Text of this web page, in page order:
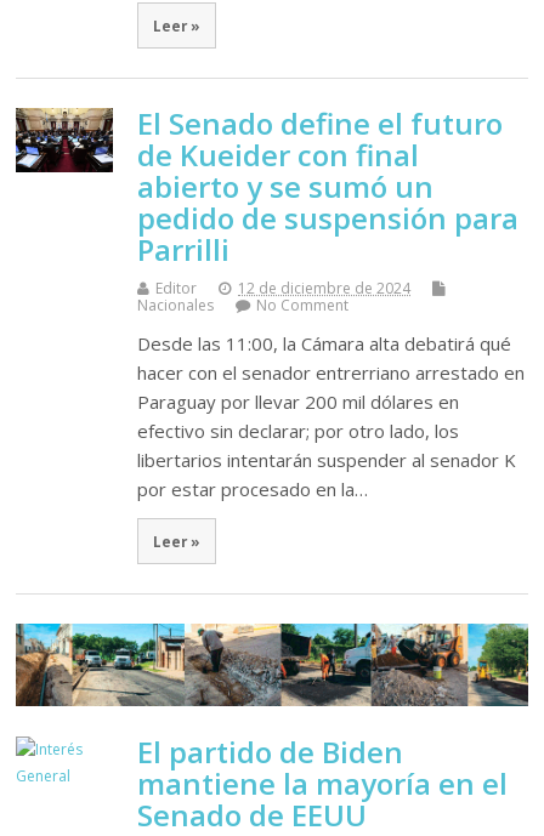
Leer »
El Senado define el futuro
de Kueider con final
abierto y se sumó un
pedido de suspensión para
Parrilli
Editor
12 de diciembre de 2024
Nacionales
No Comment
Desde las 11:00, la Cámara alta debatirá qué
hacer con el senador entrerriano arrestado en
Paraguay por llevar 200 mil dólares en
efectivo sin declarar; por otro lado, los
libertarios intentarán suspender al senador K
por estar procesado en la…
Leer »
El partido de Biden
mantiene la mayoría en el
Senado de EEUU